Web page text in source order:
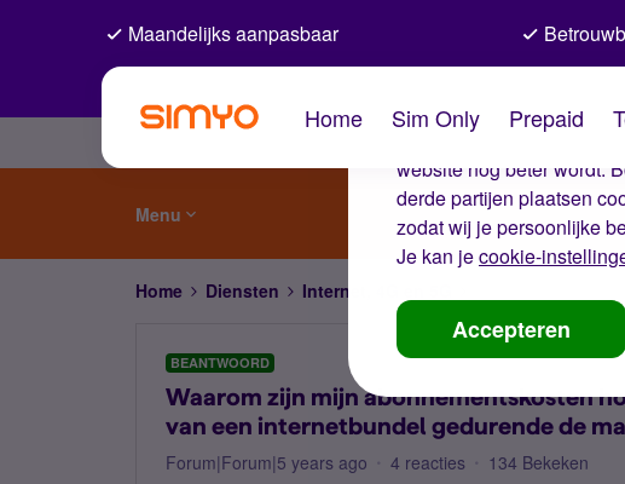
De cookies
Wij gebruiken cookies
website nog beter wordt.
derde partijen plaatsen
zodat wij je persoonlijke
Je kan jecookie-
Accepteren
Maandelijks aanpasbaar
Home Sim Only Prepaid
Menu
Home Diensten Internet, 4G en 5G Waarom zijn mijn
BEANTWOORD
Waarom zijn mijn abonnementskosten
van een internetbundel gedurende de
Forum|Forum|5 years ago 4 reacties 134 Bekeken